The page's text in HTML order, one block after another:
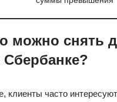
можно снять
Сбербанке?
клиенты часто